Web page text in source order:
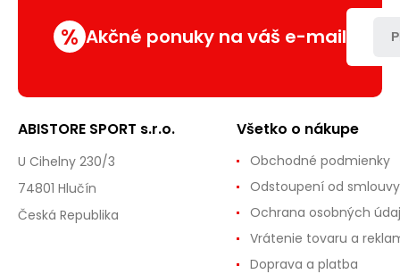
% Akčné ponuky na váš e-mail
ABISTORE SPORT s.r.o.
U Cihelny 230/3
74801 Hlučín
Česká Republika
Všetko o nákupe
Obchodné podmienky
Odstoupení od smlouvy
Ochrana osobných
Vrátenie tovaru a
Doprava a platba